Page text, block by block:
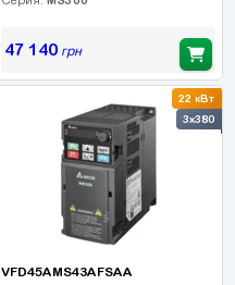
47 140грн
22 кВт
3x380
VFD45AMS43AFSAA